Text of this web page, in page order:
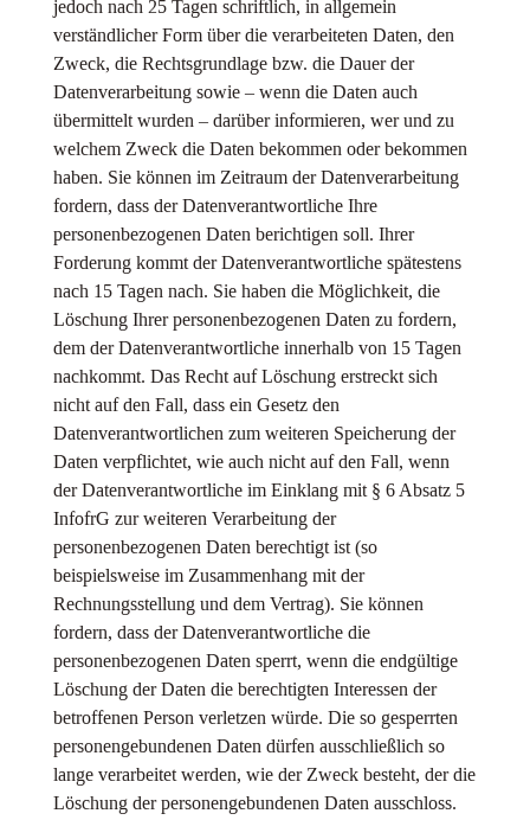
jedoch nach 25 Tagen schriftlich, in allgemein
verständlicher Form über die verarbeiteten Daten, den
Zweck, die Rechtsgrundlage bzw. die Dauer der
Datenverarbeitung sowie – wenn die Daten auch
übermittelt wurden – darüber informieren, wer und zu
welchem Zweck die Daten bekommen oder bekommen
haben. Sie können im Zeitraum der Datenverarbeitung
fordern, dass der Datenverantwortliche Ihre
personenbezogenen Daten berichtigen soll. Ihrer
Forderung kommt der Datenverantwortliche spätestens
nach 15 Tagen nach. Sie haben die Möglichkeit, die
Löschung Ihrer personenbezogenen Daten zu fordern,
dem der Datenverantwortliche innerhalb von 15 Tagen
nachkommt. Das Recht auf Löschung erstreckt sich
nicht auf den Fall, dass ein Gesetz den
Datenverantwortlichen zum weiteren Speicherung der
Daten verpflichtet, wie auch nicht auf den Fall, wenn
der Datenverantwortliche im Einklang mit § 6 Absatz 5
InfofrG zur weiteren Verarbeitung der
personenbezogenen Daten berechtigt ist (so
beispielsweise im Zusammenhang mit der
Rechnungsstellung und dem Vertrag). Sie können
fordern, dass der Datenverantwortliche die
personenbezogenen Daten sperrt, wenn die endgültige
Löschung der Daten die berechtigten Interessen der
betroffenen Person verletzen würde. Die so gesperrten
personengebundenen Daten dürfen ausschließlich so
lange verarbeitet werden, wie der Zweck besteht, der die
Löschung der personengebundenen Daten ausschloss.